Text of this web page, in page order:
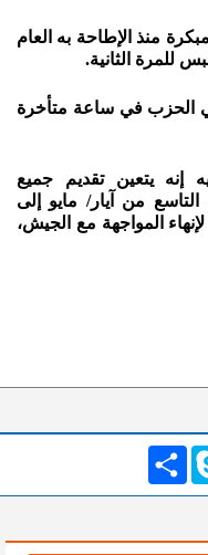
منذ الإطاحة به العام
للمرة الثانية.
الحزب في ساعة متأخرة
إنه يتعين تقديم جميع
من آيار/ مايو إلى
المواجهة مع الجيش،
انشر